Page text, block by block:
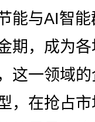
能与AI智
期，成为
这一领域
，在抢占